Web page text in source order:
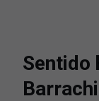
Sentido